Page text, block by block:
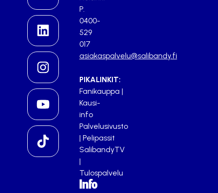
P.
0400-
529
017
asiakaspalvelu@salibandy.fi
PIKALINKIT:
Fanikauppa |
Kausi-
info
Palvelusivusto
| Pelipassit
SalibandyTV
|
Tulospalvelu
Info